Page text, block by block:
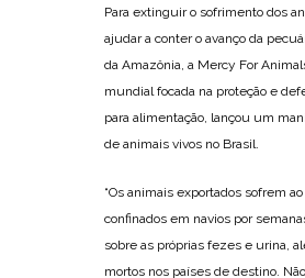
Para extinguir o sofrimento dos
ajudar a conter o avanço da
da Amazônia, a Mercy For
mundial focada na proteção e
para alimentação, lançou um
de animais vivos no Brasil.
“Os animais exportados sofrem
confinados em navios por
sobre as próprias fezes e urina,
mortos nos países de destino.